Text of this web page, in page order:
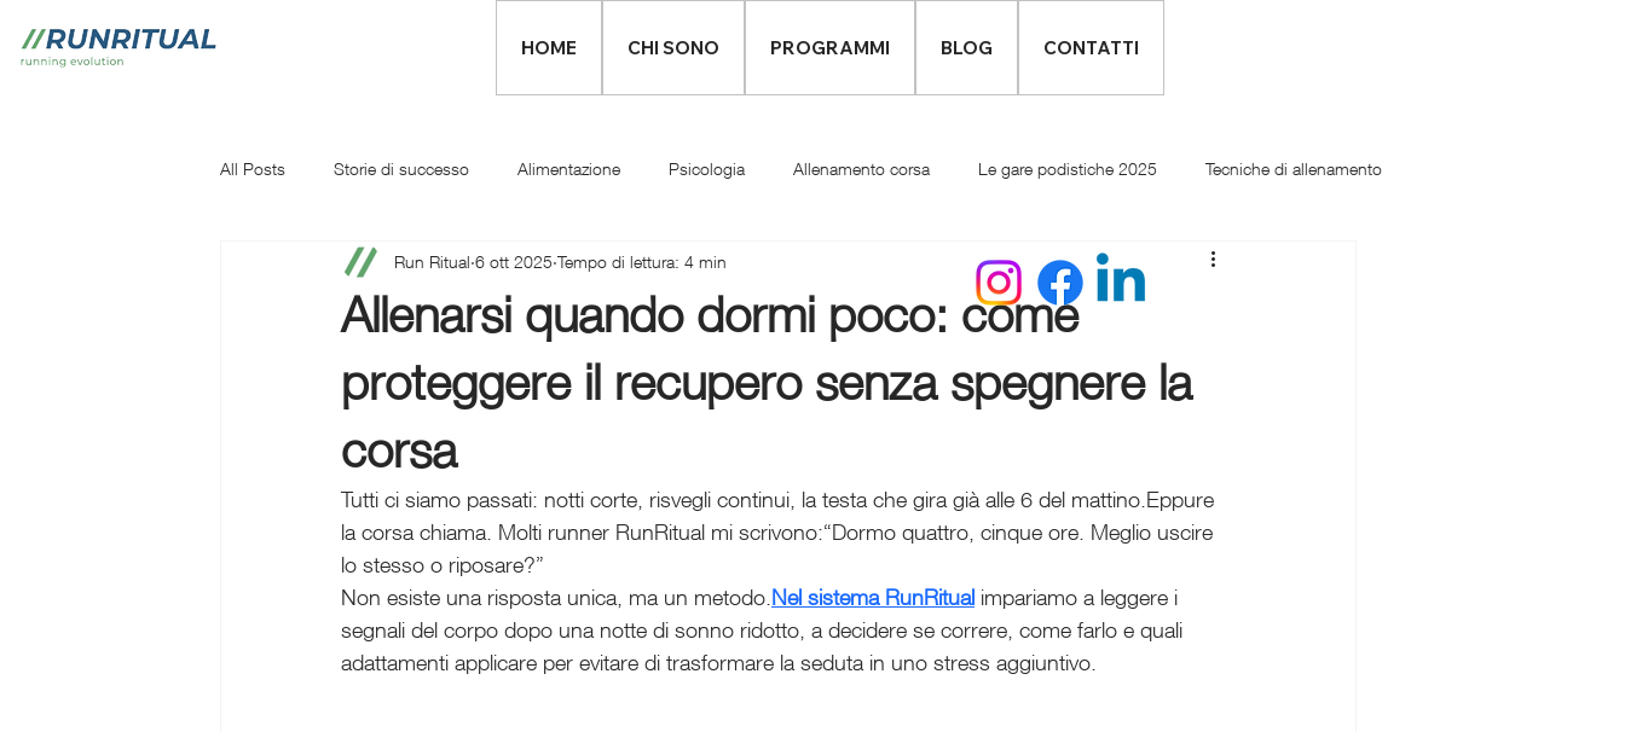
HOME CHI SONO PROGRAMMI BLOG CONTATTI
All Posts Storie di successo Alimentazione Psicologia Allenamento corsa Le gare podistiche 2025 Tecniche di allenamento
Iniziare a correre Infortuni Abbigliamento runner
Allenarsi quando dormi poco: come
proteggere il recupero senza spegnere la
corsa
Run Ritual 6 ott 2025 Tempo di lettura: 4 min
Tutti ci siamo passati: notti corte, risvegli continui, la testa che gira già alle 6 del mattino.Eppure
la corsa chiama. Molti runner RunRitual mi scrivono:“Dormo quattro, cinque ore. Meglio uscire
lo stesso o riposare?”
Non esiste una risposta unica, ma un metodo. Nel sistema RunRitual impariamo a leggere i
segnali del corpo dopo una notte di sonno ridotto, a decidere se correre, come farlo e quali
adattamenti applicare per evitare di trasformare la seduta in uno stress aggiuntivo.